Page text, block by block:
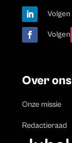
Volgen
Volgen
Over ons
Onze missie
Redactieraad